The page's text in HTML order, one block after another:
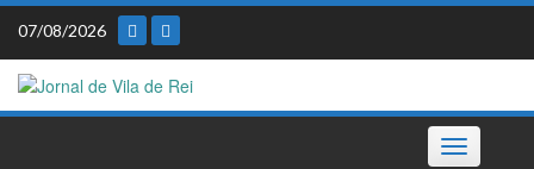
Skip
content
07/08/2026
Toggle
navigation